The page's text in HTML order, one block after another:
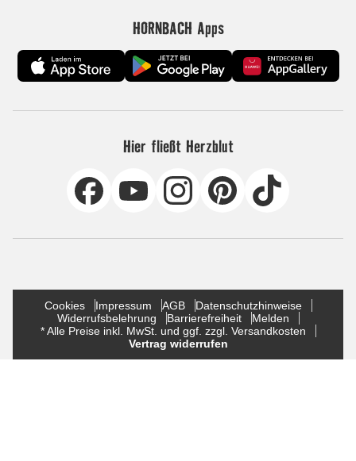
HORNBACH Apps
Hier fließt Herzblut
Cookies Impressum AGB
Datenschutzhinweise
Widerrufsbelehrung
Barrierefreiheit
Melden
* Alle Preise inkl. MwSt. und ggf. zzgl. Versandkosten
Vertrag widerrufen